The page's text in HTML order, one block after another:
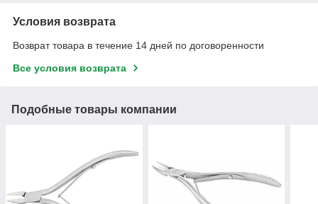
Условия возврата
Возврат товара в течение 14 дней по договоренности
Все условия возврата
Подобные товары компании